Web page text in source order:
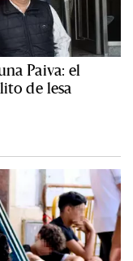
Paiva: el
de lesa